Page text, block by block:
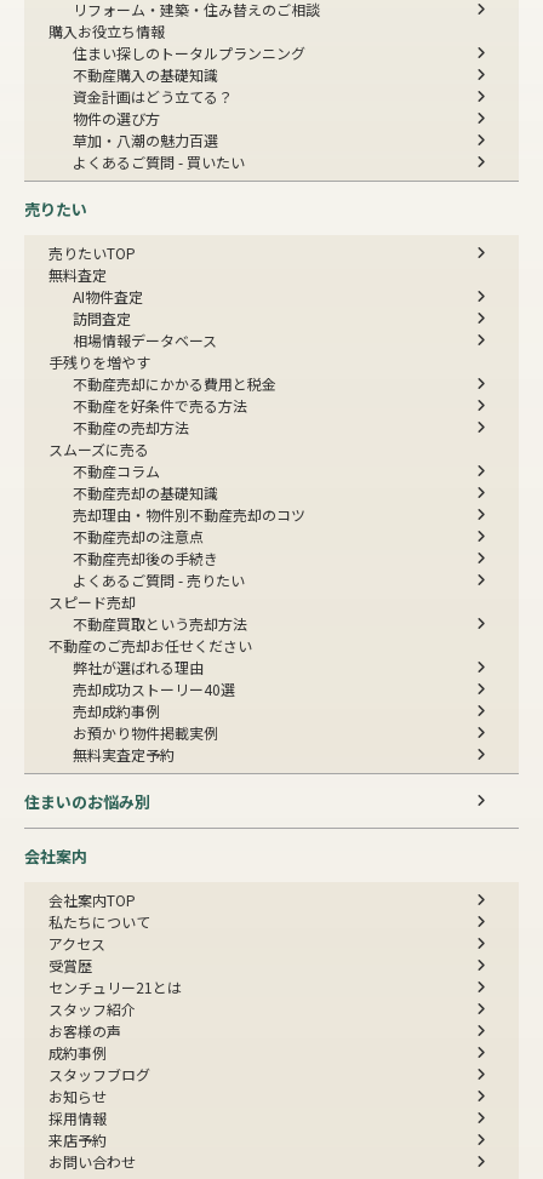
リフォーム・建築・住み替えのご相談
購入お役立ち情報
住まい探しのトータルプランニング
不動産購入の基礎知識
資金計画はどう立てる？
物件の選び方
草加・八潮の魅力百選
よくあるご質問 - 買いたい
売りたい
売りたいTOP
無料査定
AI物件査定
訪問査定
相場情報データベース
手残りを増やす
不動産売却にかかる費用と税金
不動産を好条件で売る方法
不動産の売却方法
スムーズに売る
不動産コラム
不動産売却の基礎知識
売却理由・物件別不動産売却のコツ
不動産売却の注意点
不動産売却後の手続き
よくあるご質問 - 売りたい
スピード売却
不動産買取という売却方法
不動産のご売却お任せください
弊社が選ばれる理由
売却成功ストーリー40選
売却成約事例
お預かり物件掲載実例
無料実査定予約
住まいのお悩み別
会社案内
会社案内TOP
私たちについて
アクセス
受賞歴
センチュリー21とは
スタッフ紹介
お客様の声
成約事例
スタッフブログ
お知らせ
採用情報
来店予約
お問い合わせ